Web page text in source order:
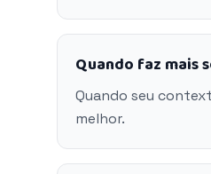
Quando faz mais
Quando seu
melhor.